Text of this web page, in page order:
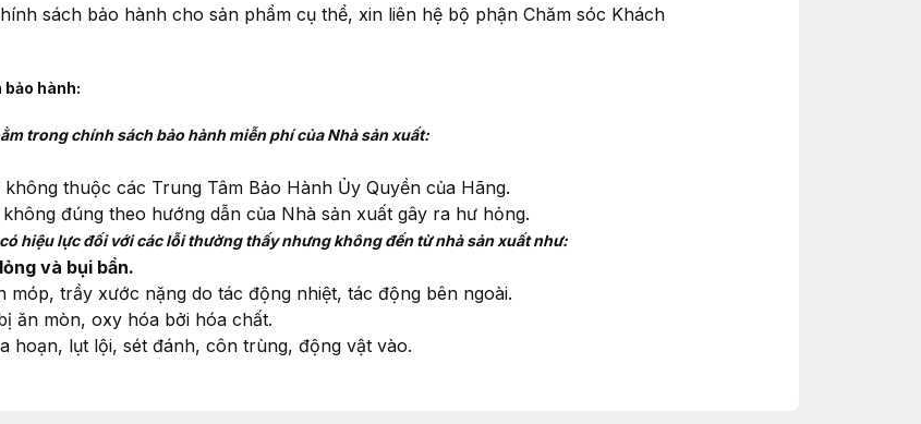
sách bảo hành cho sản phẩm cụ thể, xin liên hệ bộ phận Chăm sóc Khách
hành:
trong chính sách bảo hành miễn phí của Nhà sản xuất:
thuộc các Trung Tâm Bảo Hành Ủy Quyền của Hãng.
đúng theo hướng dẫn của Nhà sản xuất gây ra hư hỏng.
hiệu lực đối với các lỗi thường thấy nhưng không đến từ nhà sản xuất như:
và bụi bẩn.
móp, trầy xước nặng do tác động nhiệt, tác động bên ngoài.
ăn mòn, oxy hóa bởi hóa chất.
hoạn, lụt lội, sét đánh, côn trùng, động vật vào.